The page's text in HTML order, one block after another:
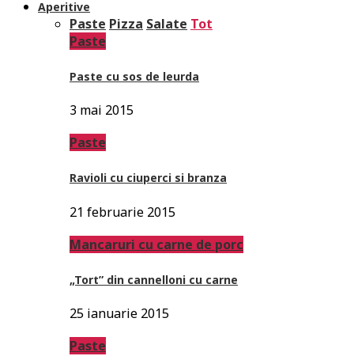
Aperitive
Paste Pizza Salate Tot
Paste
Paste cu sos de leurda
3 mai 2015
Paste
Ravioli cu ciuperci si branza
21 februarie 2015
Mancaruri cu carne de porc
„Tort” din cannelloni cu carne
25 ianuarie 2015
Paste